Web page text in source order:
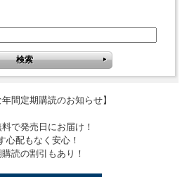
年間定期購読のお知らせ】
で発売日にお届け！
心配もなく安心！
読の割引もあり！